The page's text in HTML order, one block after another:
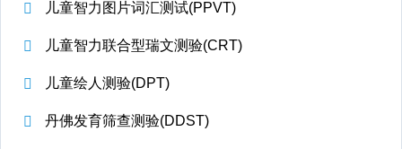
儿童智力图片词汇测试(PPVT)
儿童智力联合型瑞文测验(CRT)
儿童绘人测验(DPT)
丹佛发育筛查测验(DDST)